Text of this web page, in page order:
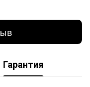
Гарантия